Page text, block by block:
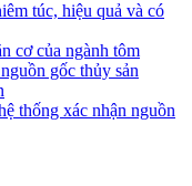
túc, hiệu quả và có
cơ của ngành tôm
gốc thủy sản
thống xác nhận nguồn